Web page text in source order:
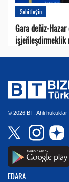
Sebitleýin
Gara deňiz-
işjeňleşdirmeklik
© 2026 BT. Ähli hukuklar
EDARA